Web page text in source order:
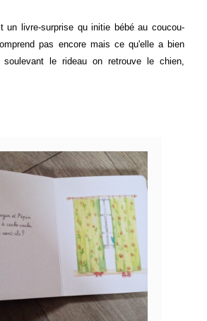
un livre-surprise qu initie bébé au coucou-
pas encore mais ce qu'elle a bien
le rideau on retrouve le chien,